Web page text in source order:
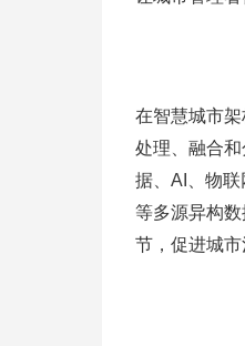
在智慧城市
处理、融合
据、AI、物
等多源异构
节，促进城市